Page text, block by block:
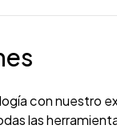
con nuestro
las